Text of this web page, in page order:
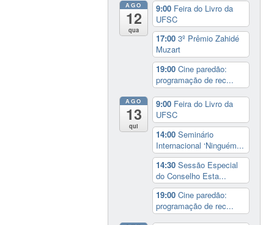
AGO
12
qua
9:00 Feira do Livro da
UFSC
17:003º Prêmio Zahidé
Muzart
19:00Cine paredão:
programação de rec...
AGO
13
qui
9:00 Feira do Livro da
UFSC
14:00Seminário
Internacional ‘Ninguém...
14:30Sessão Especial
do Conselho Esta...
19:00Cine paredão:
programação de rec...